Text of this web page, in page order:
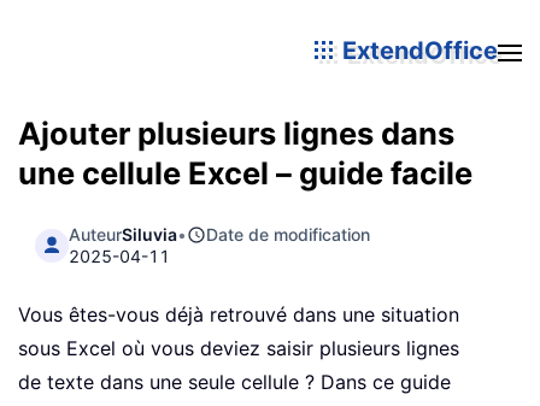
ExtendOffice
Ajouter plusieurs lignes dans
une cellule Excel – guide facile
AuteurSiluvia•
Date de modification
2025-04-11
Vous êtes-vous déjà retrouvé dans une situation
sous Excel où vous deviez saisir plusieurs lignes
de texte dans une seule cellule ? Dans ce guide